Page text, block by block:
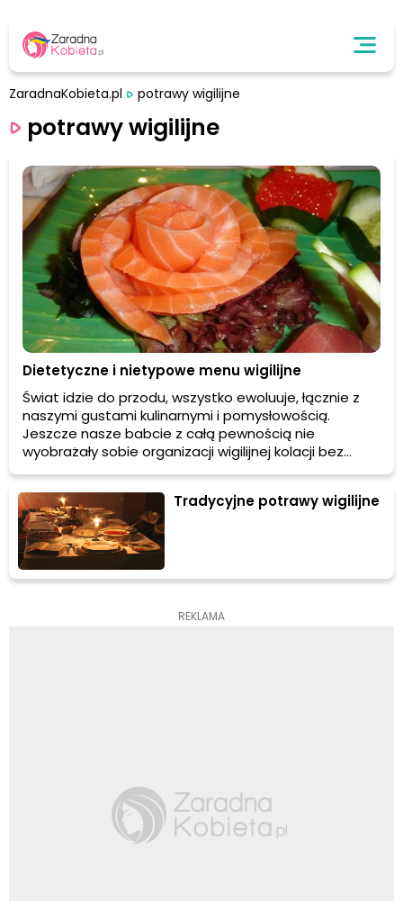
ZaradnaKobieta.pl potrawy wigilijne
potrawy wigilijne
Dietetyczne i nietypowe menu wigilijne
Świat idzie do przodu, wszystko ewoluuje, łącznie z
naszymi gustami kulinarnymi i pomysłowością.
Jeszcze nasze babcie z całą pewnością nie
wyobrażały sobie organizacji wigilijnej kolacji bez
potraw bezpośrednio wpisanych w tradycyjne święta.
Dziś natomiast coraz więcej osób przykłada
szczególną troskę do tego co i jak je. Chcemy żyć
zdrowiej, zmieniają nam się upodobania. Czy więc
można zorganizować kolację wigilijną w zupełnie nowy
sposób? Oczywiście, że tak.
Tradycyjne potrawy wigilijne
REKLAMA